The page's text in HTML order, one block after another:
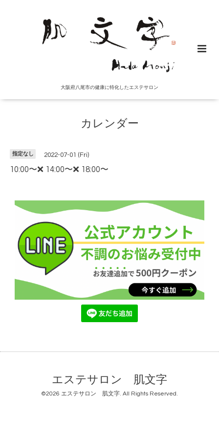
大阪府八尾市の健康に特化したエステサロン
カレンダー
指定なし 2022-07-01 (Fri)
10:00〜❌ 14:00〜❌ 18:00〜
エステサロン 肌文字
©2026 エステサロン 肌文字. All Rights Reserved.